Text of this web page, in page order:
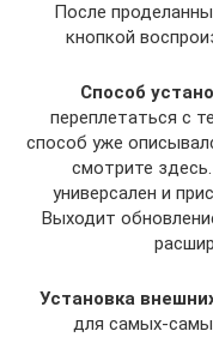
После
кнопкой
Способ
переплетаться с
способ уже
смотрите
универсален и
Выходит
Установка
для самых-